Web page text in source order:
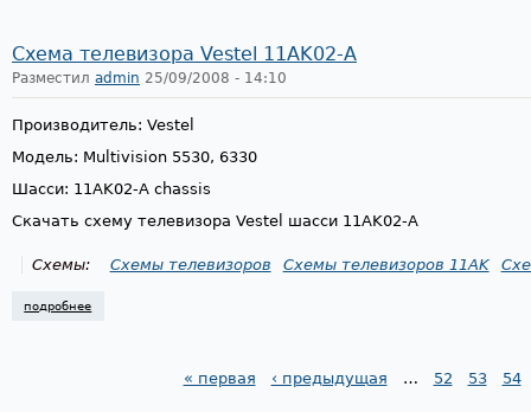
Схема телевизора Vestel 11AK02-A
Разместил admin 25/09/2008 - 14:10
Производитель: Vestel
Модель: Multivision 5530, 6330
Шасси: 11AK02-A chassis
Скачать схему телевизора Vestel шасси 11AK02-A
Схемы: Схемы телевизоров Схемы телевизоров 11AK
подробнее
« первая ‹ предыдущая … 52 53 54